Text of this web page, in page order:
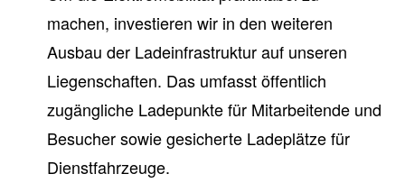
machen, investieren wir in den weiteren
Ausbau der Ladeinfrastruktur auf unseren
Liegenschaften. Das umfasst öffentlich
zugängliche Ladepunkte für Mitarbeitende und
Besucher sowie gesicherte Ladeplätze für
Dienstfahrzeuge.